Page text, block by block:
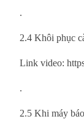
.
2.4 Khôi phục
Link video:
.
2.5 Khi máy